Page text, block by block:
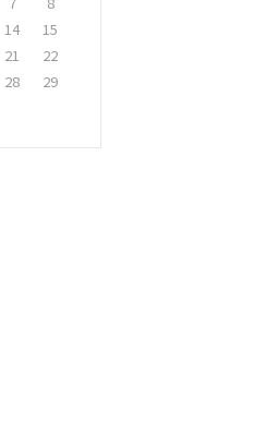
14
15
21
22
28
29